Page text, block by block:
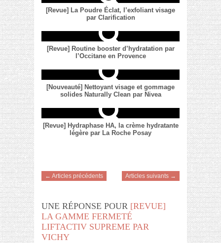
[Revue] La Poudre Éclat, l’exfoliant visage
par Clarification
[Revue] Routine booster d’hydratation par
l’Occitane en Provence
[Nouveauté] Nettoyant visage et gommage
solides Naturally Clean par Nivea
[Revue] Hydraphase HA, la crème hydratante
légère par La Roche Posay
← Articles précédents Articles suivants →
UNE RÉPONSE POUR [REVUE]
LA GAMME FERMETÉ
LIFTACTIV SUPREME PAR
VICHY